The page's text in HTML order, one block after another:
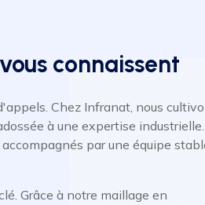
connaissent
Chez Infranat, nous
à une expertise industrielle.
par une équipe
Grâce à notre maillage en